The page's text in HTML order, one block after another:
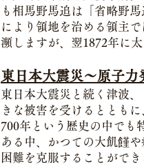
も相馬野馬追は「省略野
により領地を治める領主
瀕しますが、翌1872年に
東日本大震災〜原子
東日本大震災と続く津波
きな被害を受けるととも
700年という歴史の中でも
ある中、かつての大飢饉
困難を克服することができ